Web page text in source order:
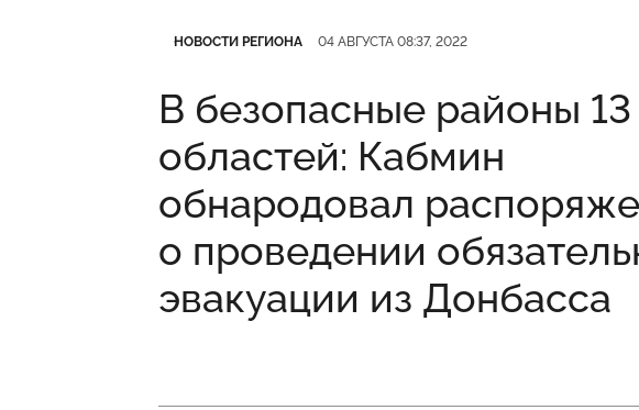
НОВОСТИ РЕГИОНА 04 АВГУСТА 08:37, 2022
В безопасные районы 13
областей: Кабмин
обнародовал
о проведении
эвакуации из Донбасса